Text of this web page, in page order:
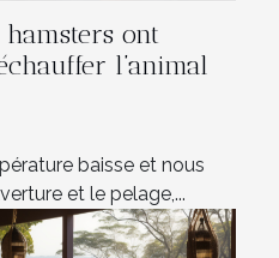
ont
l’animal
baisse et nous
et le pelage,...